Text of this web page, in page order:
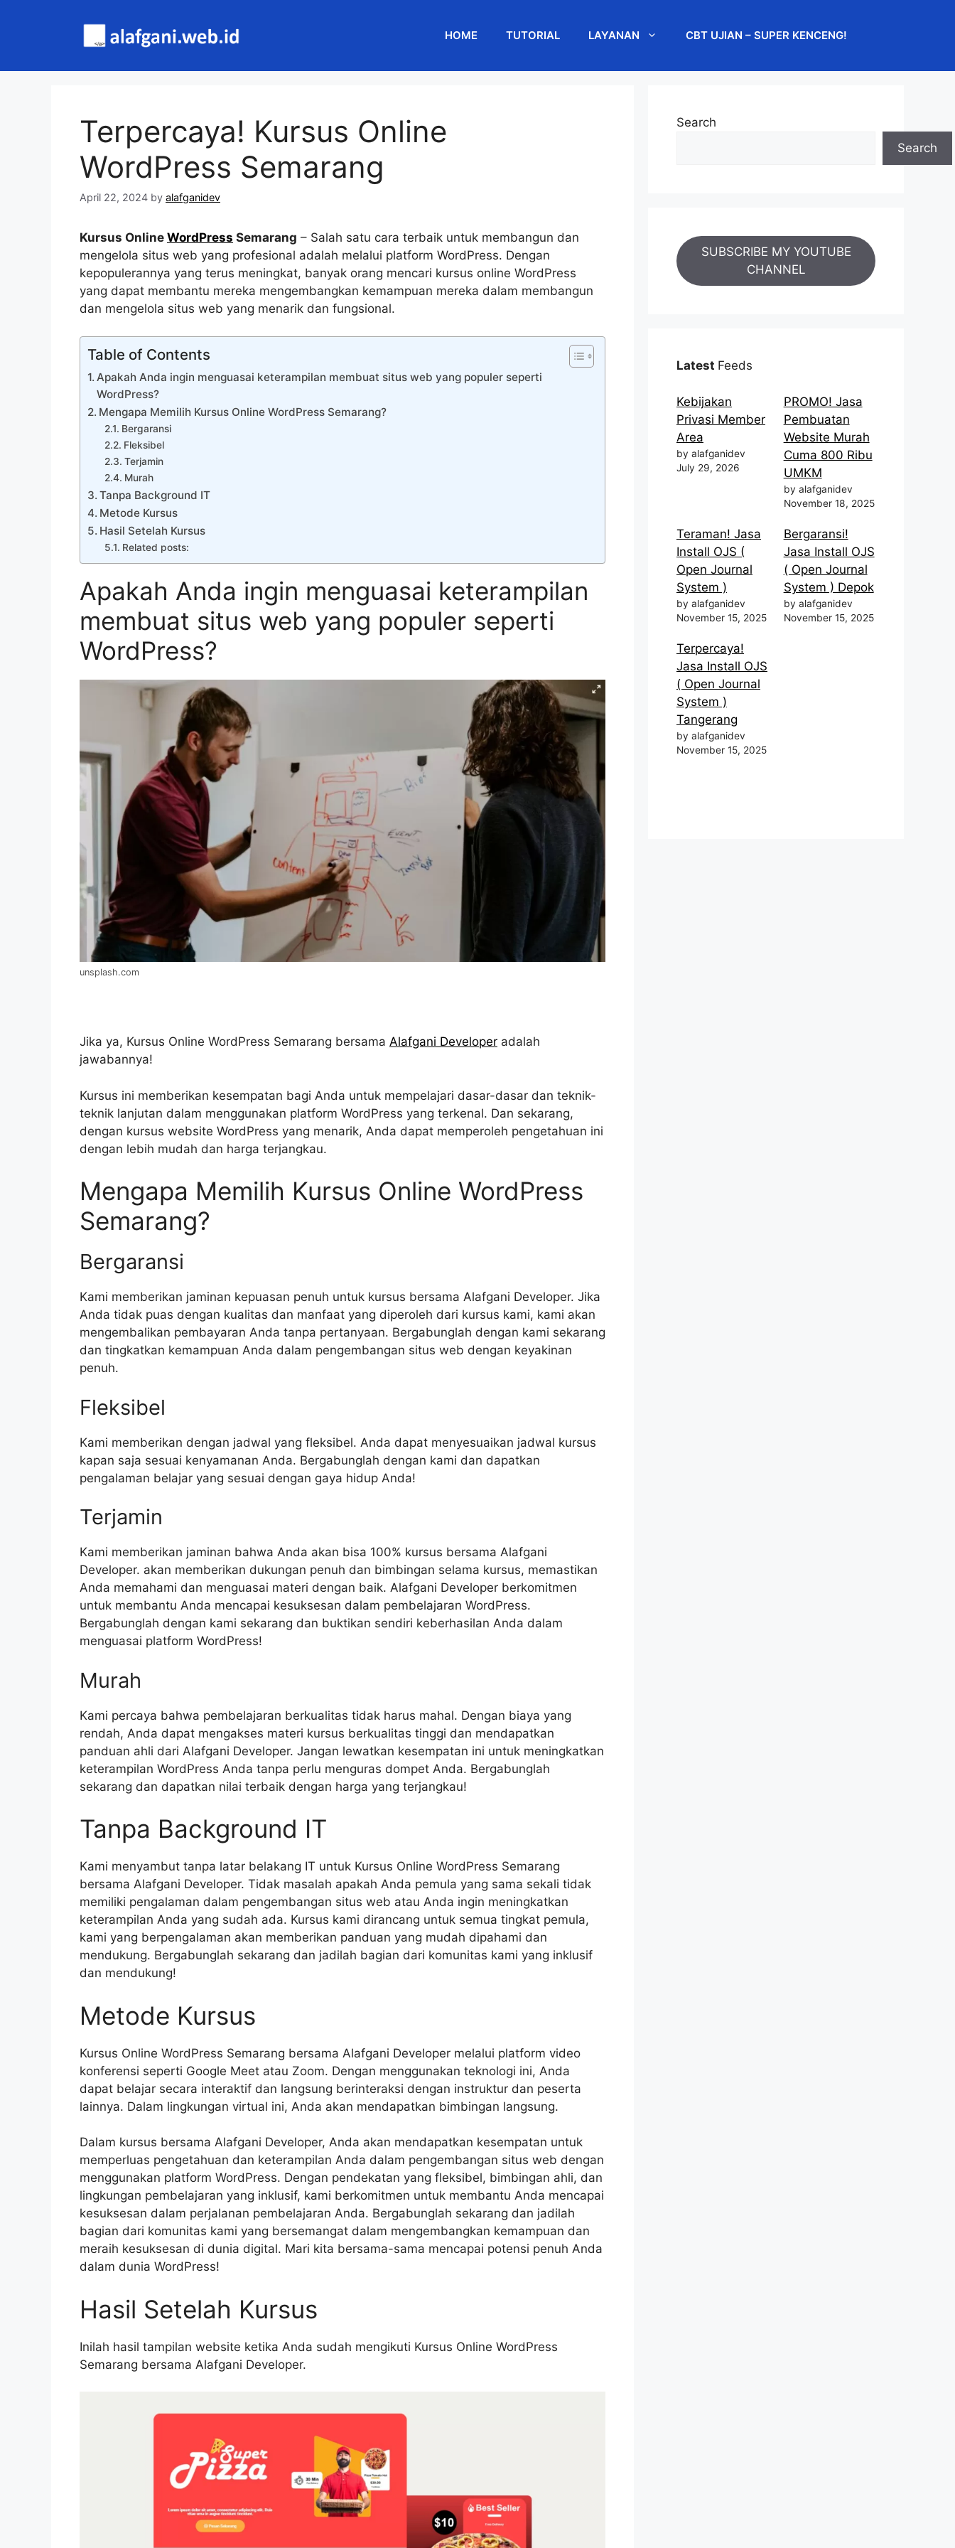
HOME TUTORIAL LAYANAN CBT UJIAN – SUPER KENCENG!
Terpercaya! Kursus Online
WordPress Semarang
April 22, 2024 by alafganidev
Kursus Online WordPress Semarang – Salah satu cara terbaik untuk membangun dan
mengelola situs web yang profesional adalah melalui platform WordPress. Dengan
kepopulerannya yang terus meningkat, banyak orang mencari kursus online WordPress
yang dapat membantu mereka mengembangkan kemampuan mereka dalam membangun
dan mengelola situs web yang menarik dan fungsional.
Table of Contents
Apakah Anda ingin menguasai keterampilan membuat situs web yang populer seperti
WordPress?
Mengapa Memilih Kursus Online WordPress Semarang?
Bergaransi
Fleksibel
Terjamin
Murah
Tanpa Background IT
Metode Kursus
Hasil Setelah Kursus
Related posts:
Apakah Anda ingin menguasai keterampilan
membuat situs web yang populer seperti
WordPress?
unsplash.com
Jika ya, Kursus Online WordPress Semarang bersama Alafgani Developer adalah
jawabannya!
Kursus ini memberikan kesempatan bagi Anda untuk mempelajari dasar-dasar dan teknik-
teknik lanjutan dalam menggunakan platform WordPress yang terkenal. Dan sekarang,
dengan kursus website WordPress yang menarik, Anda dapat memperoleh pengetahuan ini
dengan lebih mudah dan harga terjangkau.
Mengapa Memilih Kursus Online WordPress
Semarang?
Bergaransi
Kami memberikan jaminan kepuasan penuh untuk kursus bersama Alafgani Developer. Jika
Anda tidak puas dengan kualitas dan manfaat yang diperoleh dari kursus kami, kami akan
mengembalikan pembayaran Anda tanpa pertanyaan. Bergabunglah dengan kami sekarang
dan tingkatkan kemampuan Anda dalam pengembangan situs web dengan keyakinan
penuh.
Fleksibel
Kami memberikan dengan jadwal yang fleksibel. Anda dapat menyesuaikan jadwal kursus
kapan saja sesuai kenyamanan Anda. Bergabunglah dengan kami dan dapatkan
pengalaman belajar yang sesuai dengan gaya hidup Anda!
Terjamin
Kami memberikan jaminan bahwa Anda akan bisa 100% kursus bersama Alafgani
Developer. akan memberikan dukungan penuh dan bimbingan selama kursus, memastikan
Anda memahami dan menguasai materi dengan baik. Alafgani Developer berkomitmen
untuk membantu Anda mencapai kesuksesan dalam pembelajaran WordPress.
Bergabunglah dengan kami sekarang dan buktikan sendiri keberhasilan Anda dalam
menguasai platform WordPress!
Murah
Kami percaya bahwa pembelajaran berkualitas tidak harus mahal. Dengan biaya yang
rendah, Anda dapat mengakses materi kursus berkualitas tinggi dan mendapatkan
panduan ahli dari Alafgani Developer. Jangan lewatkan kesempatan ini untuk meningkatkan
keterampilan WordPress Anda tanpa perlu menguras dompet Anda. Bergabunglah
sekarang dan dapatkan nilai terbaik dengan harga yang terjangkau!
Tanpa Background IT
Kami menyambut tanpa latar belakang IT untuk Kursus Online WordPress Semarang
bersama Alafgani Developer. Tidak masalah apakah Anda pemula yang sama sekali tidak
memiliki pengalaman dalam pengembangan situs web atau Anda ingin meningkatkan
keterampilan Anda yang sudah ada. Kursus kami dirancang untuk semua tingkat pemula,
kami yang berpengalaman akan memberikan panduan yang mudah dipahami dan
mendukung. Bergabunglah sekarang dan jadilah bagian dari komunitas kami yang inklusif
dan mendukung!
Metode Kursus
Kursus Online WordPress Semarang bersama Alafgani Developer melalui platform video
konferensi seperti Google Meet atau Zoom. Dengan menggunakan teknologi ini, Anda
dapat belajar secara interaktif dan langsung berinteraksi dengan instruktur dan peserta
lainnya. Dalam lingkungan virtual ini, Anda akan mendapatkan bimbingan langsung.
Dalam kursus bersama Alafgani Developer, Anda akan mendapatkan kesempatan untuk
memperluas pengetahuan dan keterampilan Anda dalam pengembangan situs web dengan
menggunakan platform WordPress. Dengan pendekatan yang fleksibel, bimbingan ahli, dan
lingkungan pembelajaran yang inklusif, kami berkomitmen untuk membantu Anda mencapai
kesuksesan dalam perjalanan pembelajaran Anda. Bergabunglah sekarang dan jadilah
bagian dari komunitas kami yang bersemangat dalam mengembangkan kemampuan dan
meraih kesuksesan di dunia digital. Mari kita bersama-sama mencapai potensi penuh Anda
dalam dunia WordPress!
Hasil Setelah Kursus
Inilah hasil tampilan website ketika Anda sudah mengikuti Kursus Online WordPress
Semarang bersama Alafgani Developer.
Search
Search
SUBSCRIBE MY YOUTUBE
CHANNEL
Latest Feeds
Kebijakan
Privasi Member
Area
by alafganidev
July 29, 2026
PROMO! Jasa
Pembuatan
Website Murah
Cuma 800 Ribu
UMKM
by alafganidev
November 18, 2025
Teraman! Jasa
Install OJS (
Open Journal
System )
by alafganidev
November 15, 2025
Bergaransi!
Jasa Install OJS
( Open Journal
System ) Depok
by alafganidev
November 15, 2025
Terpercaya!
Jasa Install OJS
( Open Journal
System )
Tangerang
by alafganidev
November 15, 2025